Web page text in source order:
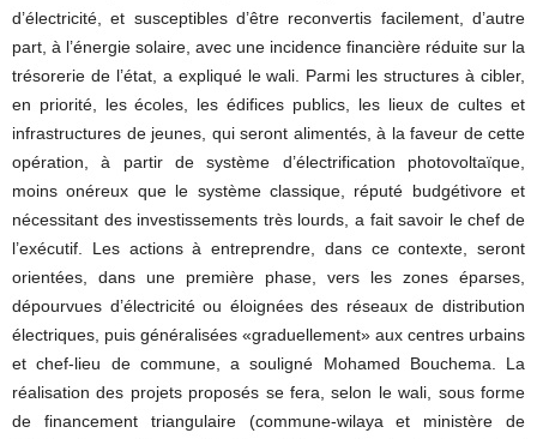
d’électricité, et susceptibles d’être reconvertis facilement, d’autre
part, à l’énergie solaire, avec une incidence financière réduite sur la
trésorerie de l’état, a expliqué le wali. Parmi les structures à cibler,
en priorité, les écoles, les édifices publics, les lieux de cultes et
infrastructures de jeunes, qui seront alimentés, à la faveur de cette
opération, à partir de système d’électrification photovoltaïque,
moins onéreux que le système classique, réputé budgétivore et
nécessitant des investissements très lourds, a fait savoir le chef de
l’exécutif. Les actions à entreprendre, dans ce contexte, seront
orientées, dans une première phase, vers les zones éparses,
dépourvues d’électricité ou éloignées des réseaux de distribution
électriques, puis généralisées «graduellement» aux centres urbains
et chef-lieu de commune, a souligné Mohamed Bouchema. La
réalisation des projets proposés se fera, selon le wali, sous forme
de financement triangulaire (commune-wilaya et ministère de